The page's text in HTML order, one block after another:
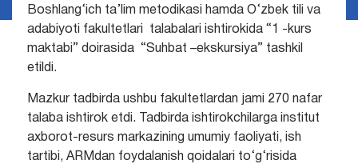
Boshlang‘ich ta’lim metodikasi hamda O‘zbek tili va
adabiyoti fakultetlari talabalari ishtirokida “1 -kurs
maktabi” doirasida “Suhbat –ekskursiya” tashkil
etildi.
Mazkur tadbirda ushbu fakultetlardan jami 270 nafar
talaba ishtirok etdi. Tadbirda ishtirokchilarga institut
axborot-resurs markazining umumiy faoliyati, ish
tartibi, ARMdan foydalanish qoidalari to‘g‘risida